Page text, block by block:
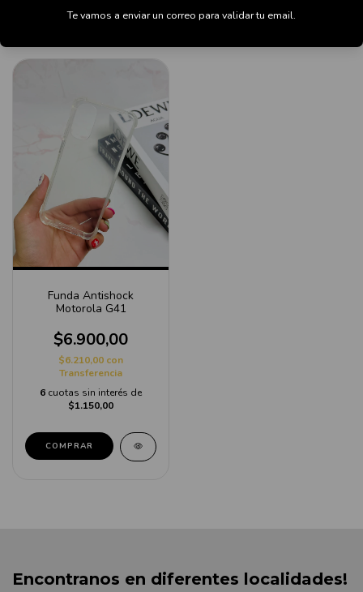
Funda Antishock
Motorola G41
$6.900,00
$6.210,00 con
Transferencia
6 cuotas sin interés de
$1.150,00
Encontranos en diferentes localidades!
Te vamos a enviar un correo para validar tu email.